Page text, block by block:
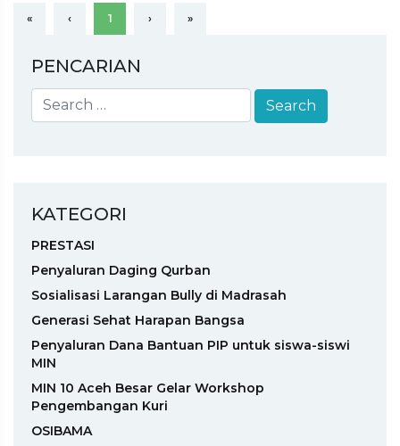
« ‹ 1 › »
PENCARIAN
KATEGORI
PRESTASI
Penyaluran Daging Qurban
Sosialisasi Larangan Bully di Madrasah
Generasi Sehat Harapan Bangsa
Penyaluran Dana Bantuan PIP untuk siswa-siswi
MIN
MIN 10 Aceh Besar Gelar Workshop
Pengembangan Kuri
OSIBAMA